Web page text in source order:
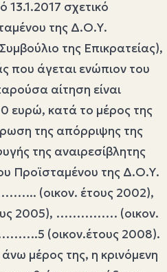
σχετικό
της Δ.Ο.Υ.
της Επικρατείας),
που άγεται ενώπιον του
αίτηση είναι
ευρώ, κατά το μέρος της
της απόρριψης της
της αναιρεσίβλητης
Προϊσταμένου της Δ.Ο.Υ.
(οικον. έτους 2002),
2005), …………… (οικον.
(οικον.έτους 2008).
μέρος της, η κρινόμενη